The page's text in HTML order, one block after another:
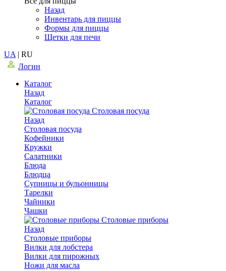
Назад
Инвентарь для пиццы
Формы для пиццы
Щетки для печи
UA | RU
Логин
Каталог
Назад
Каталог
Столовая посуда
Назад
Столовая посуда
Кофейники
Кружки
Салатники
Блюда
Блюдца
Супницы и бульонницы
Тарелки
Чайники
Чашки
Cтоловые приборы
Назад
Cтоловые приборы
Вилки для лобстера
Вилки для пирожных
Ножи для масла